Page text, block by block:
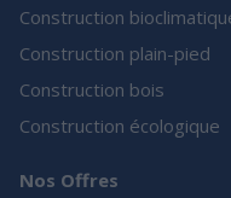
Construction
Construction plain-pied
Construction bois
Construction écologique
Nos Offres